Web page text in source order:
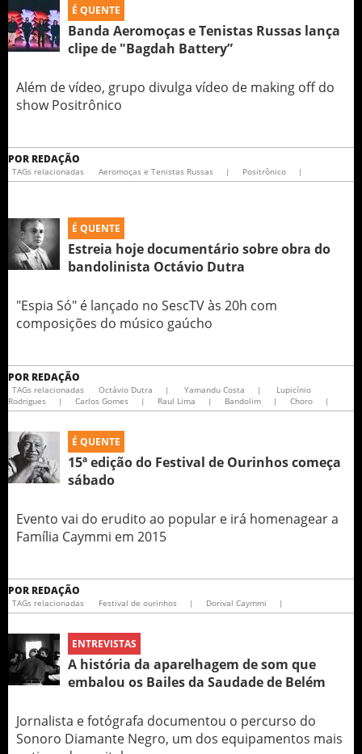
É QUENTE
Banda Aeromoças e Tenistas Russas lança
clipe de "Bagdah Battery”
Além de vídeo, grupo divulga vídeo de making off do
show Positrônico
POR REDAÇÃO
TAGs relacionadas Aeromoças e Tenistas Russas | Positrônico |
É QUENTE
Estreia hoje documentário sobre obra do
bandolinista Octávio Dutra
"Espia Só" é lançado no SescTV às 20h com
composições do músico gaúcho
POR REDAÇÃO
TAGs relacionadas Octávio Dutra | Yamandu Costa |
Lupicínio
Rodrigues
| Carlos Gomes | Raul Lima | Bandolim | Choro |
É QUENTE
15ª edição do Festival de Ourinhos começa
sábado
Evento vai do erudito ao popular e irá homenagear a
Família Caymmi em 2015
POR REDAÇÃO
TAGs relacionadas Festival de ourinhos | Dorival Caymmi |
ENTREVISTAS
A história da aparelhagem de som que
embalou os Bailes da Saudade de Belém
Jornalista e fotógrafa documentou o percurso do
Sonoro Diamante Negro, um dos equipamentos mais